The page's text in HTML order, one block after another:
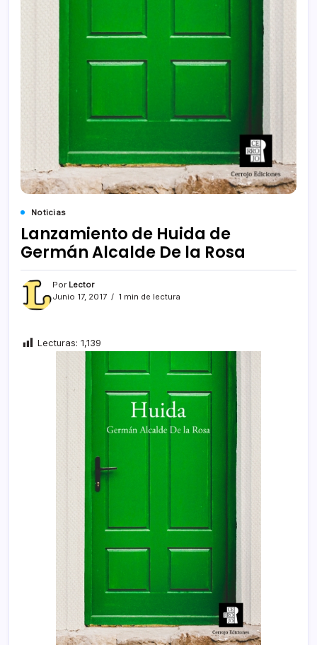
Noticias
Lanzamiento de Huida de
Germán Alcalde De la Rosa
Por Lector
Junio 17, 2017
1 min de lectura
Lecturas: 1,139